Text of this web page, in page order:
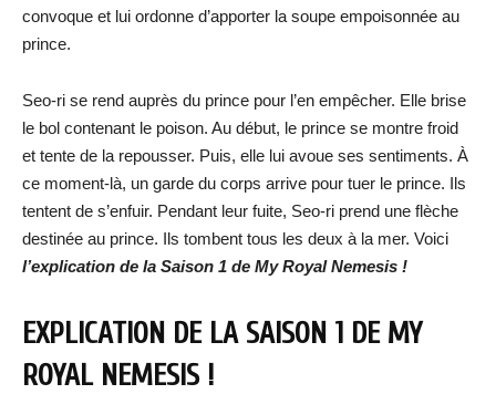
convoque et lui ordonne d’apporter la soupe empoisonnée au
prince.
Seo-ri se rend auprès du prince pour l’en empêcher. Elle brise
le bol contenant le poison. Au début, le prince se montre froid
et tente de la repousser. Puis, elle lui avoue ses sentiments. À
ce moment-là, un garde du corps arrive pour tuer le prince. Ils
tentent de s’enfuir. Pendant leur fuite, Seo-ri prend une flèche
destinée au prince. Ils tombent tous les deux à la mer. Voici
l’explication de la Saison 1 de My Royal Nemesis !
EXPLICATION DE LA SAISON 1 DE MY
ROYAL NEMESIS !